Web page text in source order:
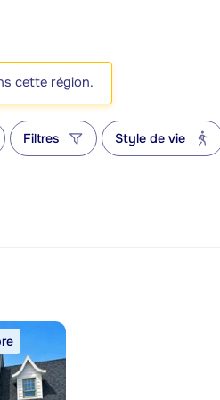
cette région.
Filtres Style de vie